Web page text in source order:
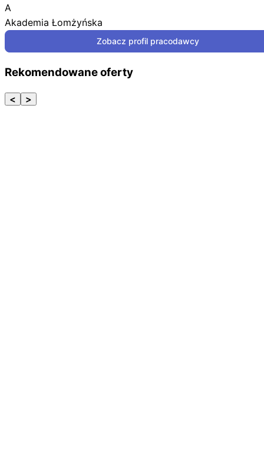
A
Akademia Łomżyńska
Zobacz profil pracodawcy
Rekomendowane oferty
< >